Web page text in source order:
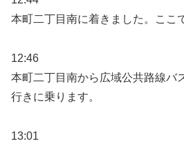
本町二丁目南に着きました。ここ
12:46
本町二丁目南から広域公共路線バ
行きに乗ります。
13:01